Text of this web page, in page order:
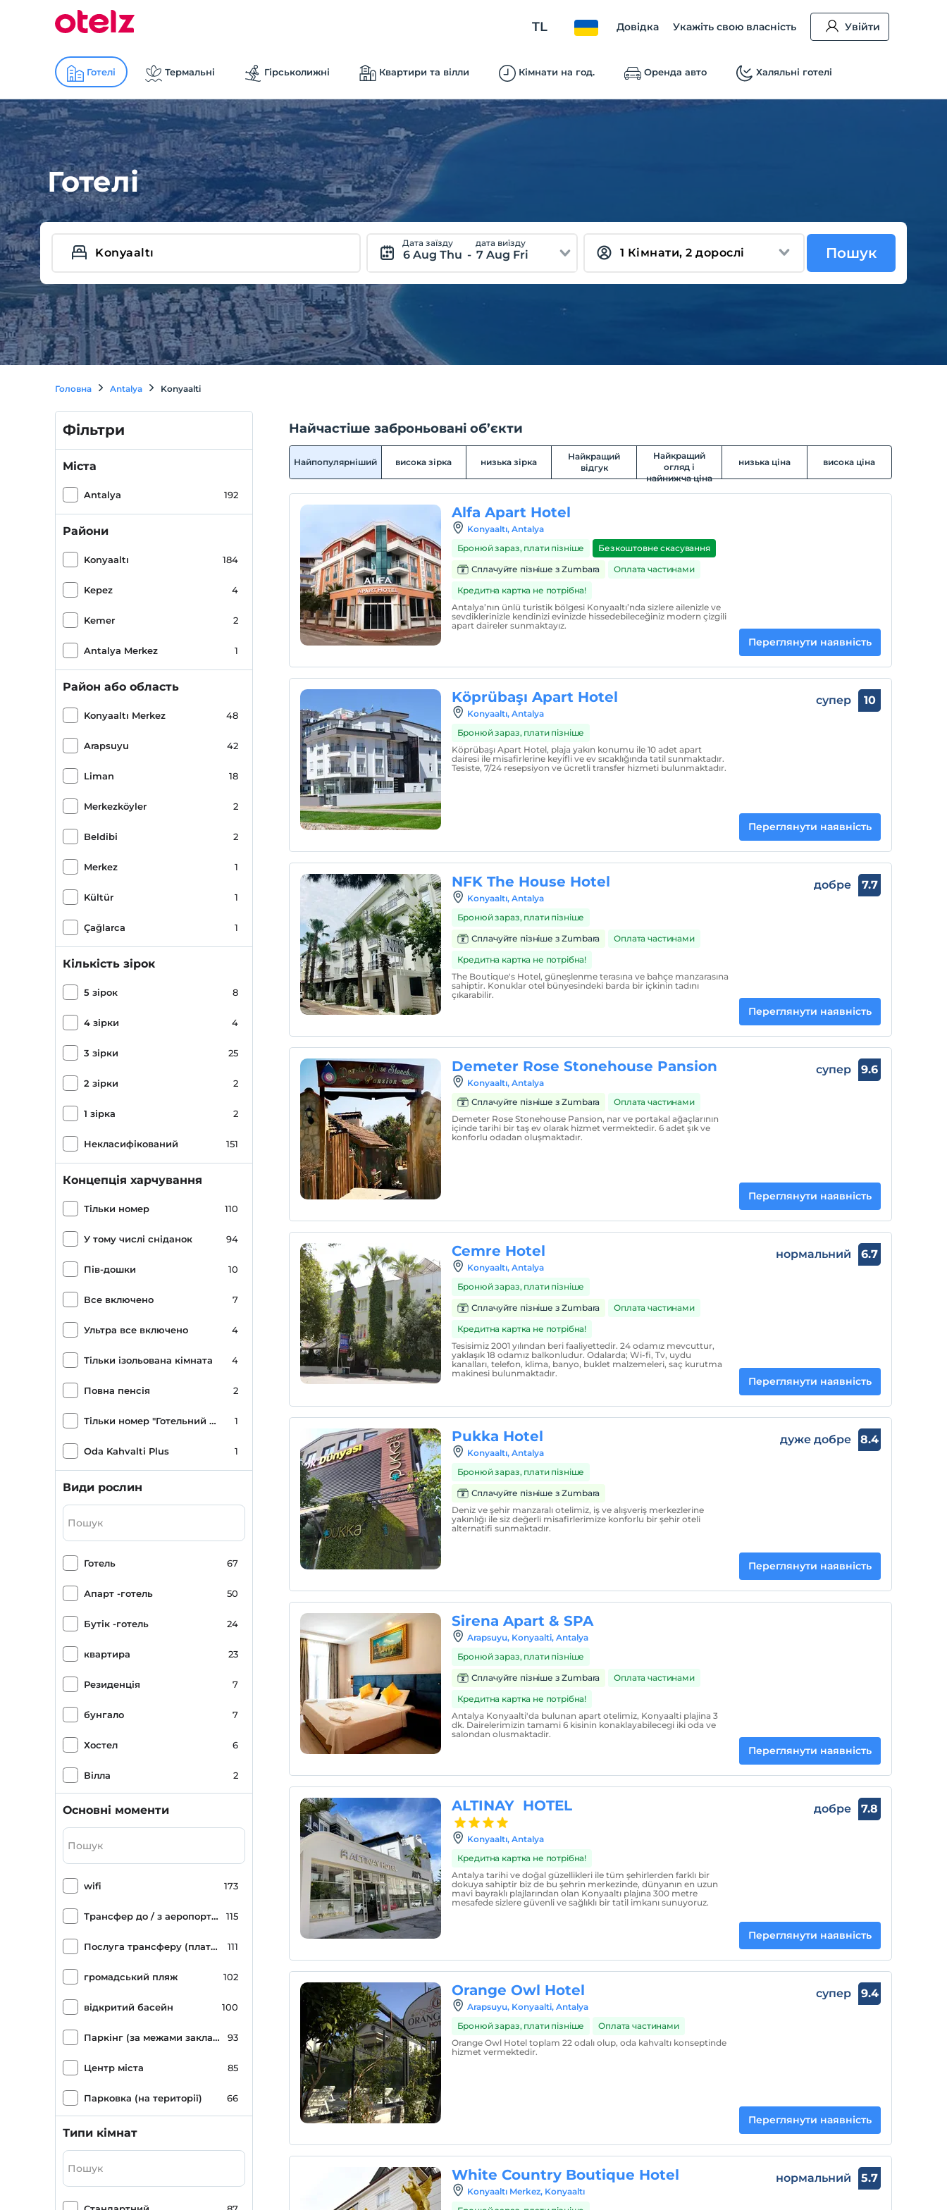
TL Довідка Укажіть свою власність Увійти
Готелі Термальні Гірськолижні Квартири та вілли Кімнати на год. Оренда авто Халяльні готелі
Готелі
Дата заїзду
6 Aug Thu -
дата виїзду
7 Aug Fri Пошук
Головна Antalya Konyaalti
Фільтри
Міста
Antalya 192
Райони
Konyaaltı 184
Kepez 4
Kemer 2
Antalya Merkez 1
Район або область
Konyaaltı Merkez 48
Arapsuyu 42
Liman 18
Merkezköyler 2
Beldibi 2
Merkez 1
Kültür 1
Çağlarca 1
Кількість зірок
5 зірок 8
4 зірки 4
3 зірки 25
2 зірки 2
1 зірка 2
Некласифікований 151
Концепція харчування
Тільки номер 110
У тому числі сніданок 94
Пів-дошки 10
Все включено 7
Ультра все включено 4
Тільки ізольована кімната 4
Повна пенсія 2
Тільки номер "Готельний офіс" 1
Oda Kahvalti Plus 1
Види рослин
Готель 67
Апарт -готель 50
Бутік -готель 24
квартира 23
Резиденція 7
бунгало 7
Хостел 6
Вілла 2
Люкс -готель
Гірський будинок 1
Основні моменти
wifi 173
Трансфер до / з аеропорту (платний) 115
Послуга трансферу (платна) 111
громадський пляж 102
відкритий басейн 100
Паркінг (за межами закладу) 93
Центр міста 85
Парковка (на території) 66
Блакитний прапор 56
Типи кімнат
Найчастіше заброньовані об’єкти
Найпопулярніший висока зірка низька зірка
Найкращий
відгук
Найкращий
огляд і
найнижча ціна
низька ціна висока ціна
Alfa Apart Hotel
Konyaaltı, Antalya
Бронюй зараз, плати пізніше
Безкоштовне скасування
Сплачуйте пізніше з Zumbara
Оплата частинами
Кредитна картка не потрібна!
Antalya’nın ünlü turistik bölgesi Konyaaltı’nda sizlere ailenizle ve
sevdiklerinizle kendinizi evinizde hissedebileceğiniz modern çizgili
apart daireler sunmaktayız.
Переглянути наявність
Köprübaşı Apart Hotel
Konyaaltı, Antalya
Бронюй зараз, плати пізніше
Köprübaşı Apart Hotel, plaja yakın konumu ile 10 adet apart
dairesi ile misafirlerine keyifli ve ev sıcaklığında tatil sunmaktadır.
Tesiste, 7/24 resepsiyon ve ücretli transfer hizmeti bulunmaktadır.
супер 10
Переглянути наявність
NFK The House Hotel
Konyaaltı, Antalya
Бронюй зараз, плати пізніше
Сплачуйте пізніше з Zumbara
Оплата частинами
Кредитна картка не потрібна!
The Boutique's Hotel, güneşlenme terasına ve bahçe manzarasına
sahiptir. Konuklar otel bünyesindeki barda bir içkinin tadını
çıkarabilir.
добре 7.7
Переглянути наявність
Demeter Rose Stonehouse Pansion
Konyaaltı, Antalya
Сплачуйте пізніше з Zumbara
Оплата частинами
Demeter Rose Stonehouse Pansion, nar ve portakal ağaçlarının
içinde tarihi bir taş ev olarak hizmet vermektedir. 6 adet şık ve
konforlu odadan oluşmaktadır.
супер 9.6
Переглянути наявність
Cemre Hotel
Konyaaltı, Antalya
Бронюй зараз, плати пізніше
Сплачуйте пізніше з Zumbara
Оплата частинами
Кредитна картка не потрібна!
Tesisimiz 2001 yılından beri faaliyettedir. 24 odamız mevcuttur,
yaklaşık 18 odamız balkonludur. Odalarda; Wi-fi, Tv, uydu
kanalları, telefon, klima, banyo, buklet malzemeleri, saç kurutma
makinesi bulunmaktadır.
нормальний 6.7
Переглянути наявність
Pukka Hotel
Konyaaltı, Antalya
Бронюй зараз, плати пізніше
Сплачуйте пізніше з Zumbara
Deniz ve şehir manzaralı otelimiz, iş ve alışveriş merkezlerine
yakınlığı ile siz değerli misafirlerimize konforlu bir şehir oteli
alternatifi sunmaktadır.
дуже добре 8.4
Переглянути наявність
Sirena Apart & SPA
Arapsuyu, Konyaalti, Antalya
Бронюй зараз, плати пізніше
Сплачуйте пізніше з Zumbara
Оплата частинами
Кредитна картка не потрібна!
Antalya Konyaalti'da bulunan apart otelimiz, Konyaalti plajina 3
dk. Dairelerimizin tamami 6 kisinin konaklayabilecegi iki oda ve
salondan olusmaktadir.
Переглянути наявність
ALTINAY HOTEL
Konyaaltı, Antalya
Кредитна картка не потрібна!
Antalya tarihi ve doğal güzellikleri ile tüm şehirlerden farklı bir
dokuya sahiptir biz de bu şehrin merkezinde, dünyanın en uzun
mavi bayraklı plajlarından olan Konyaaltı plajına 300 metre
mesafede sizlere güvenli ve sağlıklı bir tatil imkanı sunuyoruz.
добре 7.8
Переглянути наявність
Orange Owl Hotel
Arapsuyu, Konyaalti, Antalya
Бронюй зараз, плати пізніше
Оплата частинами
Orange Owl Hotel toplam 22 odalı olup, oda kahvaltı konseptinde
hizmet vermektedir.
супер 9.4
Переглянути наявність
White Country Boutique Hotel
Konyaaltı Merkez, Konyaaltı
нормальний 5.7